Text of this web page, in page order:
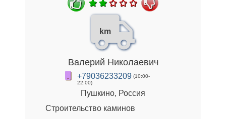
km
Валерий Николаевич
+79036233209 (10:00-
22:00)
Пушкино, Россия
Строительство каминов